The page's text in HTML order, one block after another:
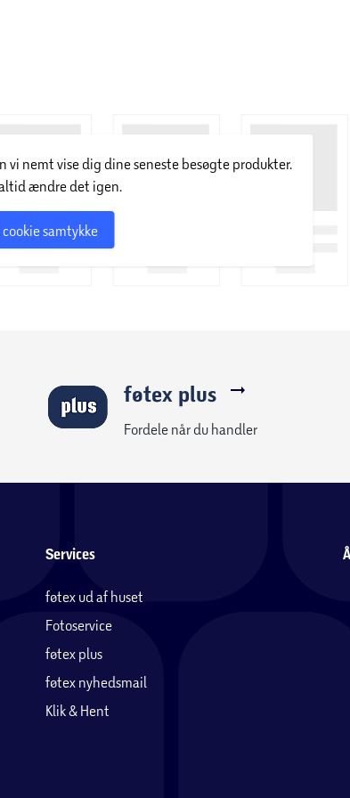
vi nemt vise dig dine seneste besøgte produkter.
ændre det igen.
cookie samtykke
føtex plus
Fordele når du handler
Services
føtex ud af huset
Fotoservice
føtex plus
føtex nyhedsmail
Klik & Hent